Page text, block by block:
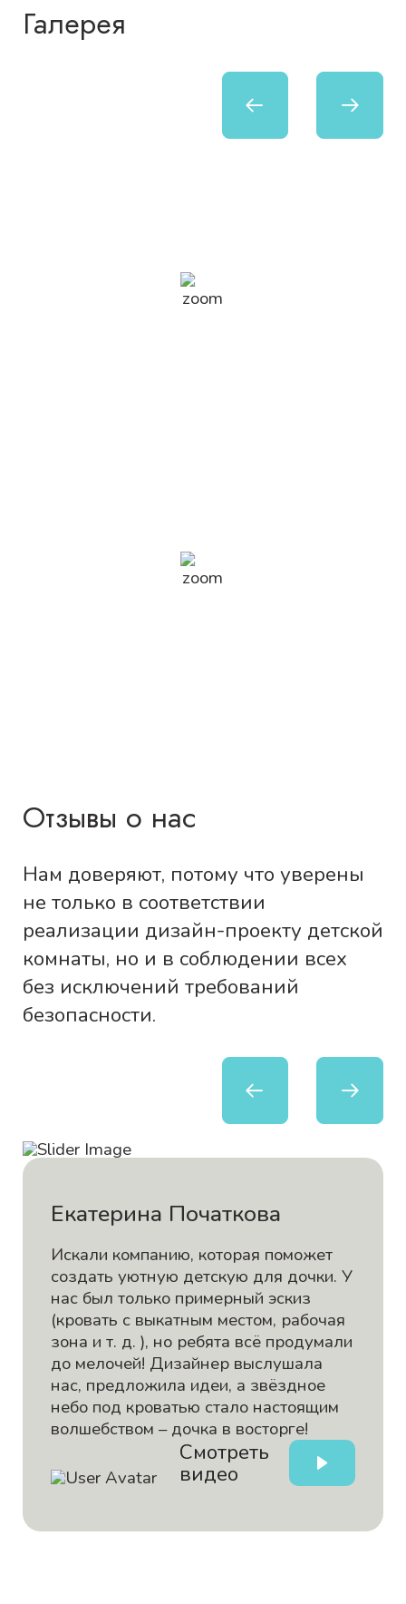
Галерея
Отзывы о нас
Нам доверяют, потому что уверены
не только в соответствии
реализации дизайн-проекту детской
комнаты, но и в соблюдении всех
без исключений требований
безопасности.
Екатерина Початкова
Искали компанию, которая поможет
создать уютную детскую для дочки. У
нас был только примерный эскиз
(кровать с выкатным местом, рабочая
зона и т. д. ), но ребята всё продумали
до мелочей! Дизайнер выслушала
нас, предложила идеи, а звёздное
небо под кроватью стало настоящим
волшебством – дочка в восторге!
Смотреть
видео